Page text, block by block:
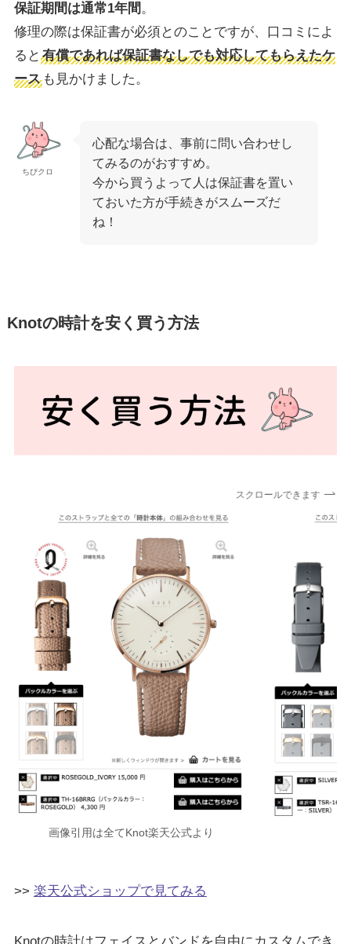
保証期間は通常1年間。
修理の際は保証書が必須とのことですが、口コミによ
ると 有償であれば保証書なしでも対応してもらえたケ
ースも見かけました。
ちびクロ
心配な場合は、事前に問い合わせし
てみるのがおすすめ。
今から買うよって人は保証書を置い
ておいた方が手続きがスムーズだ
ね！
Knotの時計を安く買う方法
スクロールできます
画像引用は全てKnot楽天公式より
>> 楽天公式ショップで見てみる